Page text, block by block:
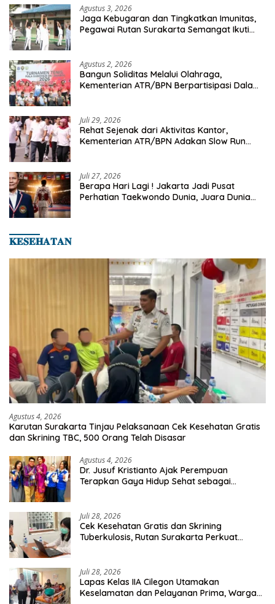
Agustus 3, 2026
Jaga Kebugaran dan Tingkatkan Imunitas,
Pegawai Rutan Surakarta Semangat Ikuti
Agustus 2, 2026
Bangun Soliditas Melalui Olahraga,
Kementerian ATR/BPN Berpartisipasi Dalam
Juli 29, 2026
Rehat Sejenak dari Aktivitas Kantor,
Kementerian ATR/BPN Adakan Slow Run
Juli 27, 2026
Berapa Hari Lagi ! Jakarta Jadi Pusat
Perhatian Taekwondo Dunia, Juara Dunia
𝐊𝐄𝐒𝐄𝐇𝐀𝐓𝐀𝐍
Agustus 4, 2026
Karutan Surakarta Tinjau Pelaksanaan Cek Kesehatan Gratis
dan Skrining TBC, 500 Orang Telah Disasar
Agustus 4, 2026
Dr. Jusuf Kristianto Ajak Perempuan
Terapkan Gaya Hidup Sehat sebagai
Juli 28, 2026
Cek Kesehatan Gratis dan Skrining
Tuberkulosis, Rutan Surakarta Perkuat
Juli 28, 2026
Lapas Kelas IIA Cilegon Utamakan
Keselamatan dan Pelayanan Prima, Warga